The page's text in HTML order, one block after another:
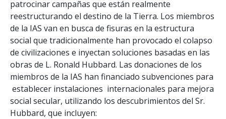
patrocinar campañas que están realmente
reestructurando el destino de la Tierra. Los miembros
de la IAS van en busca de fisuras en la estructura
social que tradicionalmente han provocado el colapso
de civilizaciones e inyectan soluciones basadas en las
obras de L. Ronald Hubbard. Las donaciones de los
miembros de la IAS han financiado subvenciones para
establecer instalaciones internacionales para mejora
social secular, utilizando los descubrimientos del Sr.
Hubbard, que incluyen: